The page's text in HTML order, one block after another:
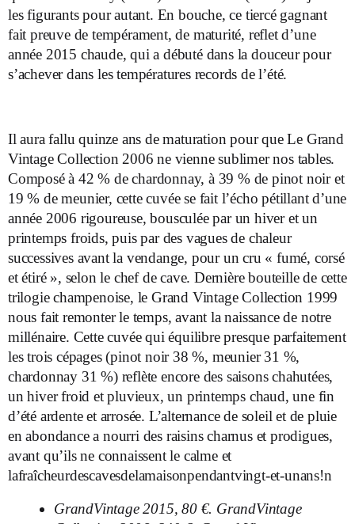
les figurants pour autant. En bouche, ce tiercé gagnant
fait preuve de tempérament, de maturité, reflet d’une
année 2015 chaude, qui a débuté dans la douceur pour
s’achever dans les températures records de l’été.
Il aura fallu quinze ans de maturation pour que Le Grand
Vintage Collection 2006 ne vienne sublimer nos tables.
Composé à 42 % de chardonnay, à 39 % de pinot noir et
19 % de meunier, cette cuvée se fait l’écho pétillant d’une
année 2006 rigoureuse, bousculée par un hiver et un
printemps froids, puis par des vagues de chaleur
successives avant la vendange, pour un cru « fumé, corsé
et étiré », selon le chef de cave. Dernière bouteille de cette
trilogie champenoise, le Grand Vintage Collection 1999
nous fait remonter le temps, avant la naissance de notre
millénaire. Cette cuvée qui équilibre presque parfaitement
les trois cépages (pinot noir 38 %, meunier 31 %,
chardonnay 31 %) reflète encore des saisons chahutées,
un hiver froid et pluvieux, un printemps chaud, une fin
d’été ardente et arrosée. L’alternance de soleil et de pluie
en abondance a nourri des raisins charnus et prodigues,
avant qu’ils ne connaissent le calme et
lafraîcheurdescavesdelamaisonpendantvingt-et-unans!n
GrandVintage 2015, 80 €. GrandVintage